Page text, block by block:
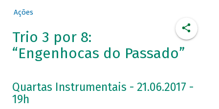
Ações
Trio 3 por 8:
“Engenhocas do Passado”
Quartas Instrumentais - 21.06.2017 -
19h